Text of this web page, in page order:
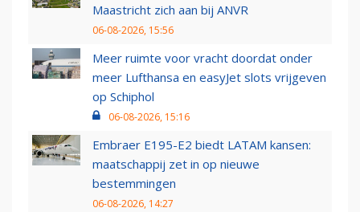
Maastricht zich aan bij ANVR
06-08-2026, 15:56
Meer ruimte voor vracht doordat onder
meer Lufthansa en easyJet slots vrijgeven
op Schiphol
06-08-2026, 15:16
Embraer E195-E2 biedt LATAM kansen:
maatschappij zet in op nieuwe
bestemmingen
06-08-2026, 14:27